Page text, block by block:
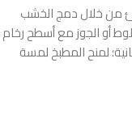
من خلال دمج الخشب
أو الجوز مع أسطح رخام
لمنح المطبخ لمسة